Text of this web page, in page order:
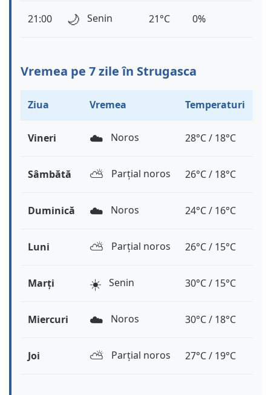
21:00 🌙 Senin 21°C 0%
Vremea pe 7 zile în Strugasca
Ziua Vremea Temperaturi
Vineri ☁️ Noros 28°C / 18°C
Sâmbătă ⛅️ Parțial noros 26°C / 18°C
Duminică ☁️ Noros 24°C / 16°C
Luni ⛅️ Parțial noros 26°C / 15°C
Marți ☀️ Senin 30°C / 15°C
Miercuri ☁️ Noros 30°C / 18°C
Joi ⛅️ Parțial noros 27°C / 19°C